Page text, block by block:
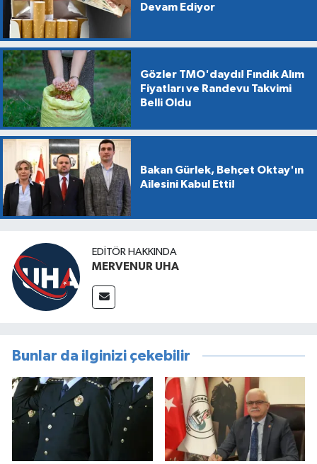
Devam Ediyor
Gözler TMO'daydı! Fındık Alım
Fiyatları ve Randevu Takvimi
Belli Oldu
Bakan Gürlek, Behçet Oktay'ın
Ailesini Kabul Etti!
EDITÖR HAKKINDA
MERVENUR UHA
Bunlar da ilginizi çekebilir